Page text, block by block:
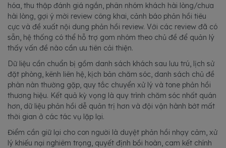
hóa, thu thập đánh giá ngắn, phân nhóm khách hài lòng/chưa
hài lòng, gợi ý mời review công khai, cảnh báo phản hồi tiêu
cực và đề xuất nội dung phản hồi review. Với các review đã có
sẵn, hệ thống có thể hỗ trợ gom nhóm theo chủ đề để quản lý
thấy vấn đề nào cần ưu tiên cải thiện.
Dữ liệu cần chuẩn bị gồm danh sách khách sau lưu trú, lịch sử
đặt phòng, kênh liên hệ, kịch bản chăm sóc, danh sách chủ đề
phàn nàn thường gặp, quy tắc chuyển xử lý và tone phản hồi
thương hiệu. Kết quả kỳ vọng là quy trình chăm sóc nhất quán
hơn, dữ liệu phản hồi dễ quản trị hơn và đội vận hành bớt mất
thời gian ở các tác vụ lặp lại.
Điểm cần giữ lại cho con người là duyệt phản hồi nhạy cảm, xử
lý khiếu nại nghiêm trọng, quyết định bồi hoàn, cam kết chính